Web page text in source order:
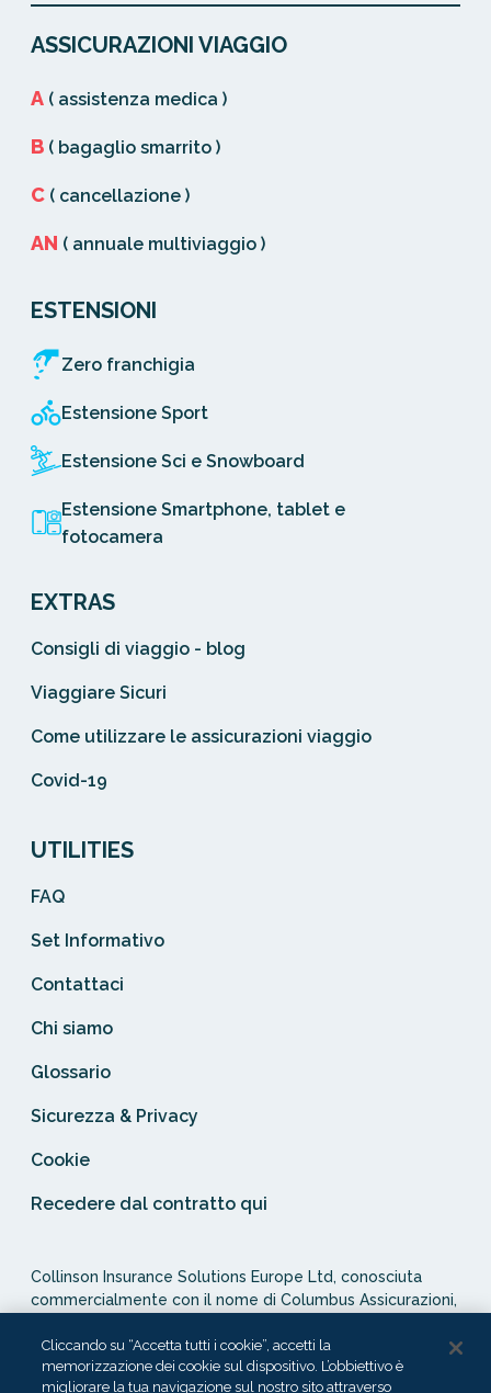
ASSICURAZIONI VIAGGIO
A ( assistenza medica )
B ( bagaglio smarrito )
C ( cancellazione )
AN ( annuale multiviaggio )
ESTENSIONI
Zero franchigia
Estensione Sport
Estensione Sci e Snowboard
Estensione Smartphone, tablet e
fotocamera
EXTRAS
Consigli di viaggio - blog
Viaggiare Sicuri
Come utilizzare le assicurazioni viaggio
Covid-19
UTILITIES
FAQ
Set Informativo
Contattaci
Chi siamo
Glossario
Sicurezza & Privacy
Cookie
Recedere dal contratto qui
Collinson Insurance Solutions Europe Ltd, conosciuta
commercialmente con il nome di Columbus Assicurazioni,
Authority in qualità di agente assicurativo (Distribution Act
-Cap. 487). In Italia, Columbus Assicurazioni è soggetta
Cliccando su “Accetta tutti i cookie”, accetti la
memorizzazione dei cookie sul dispositivo. L’obbiettivo è
migliorare la tua navigazione sul nostro sito attraverso